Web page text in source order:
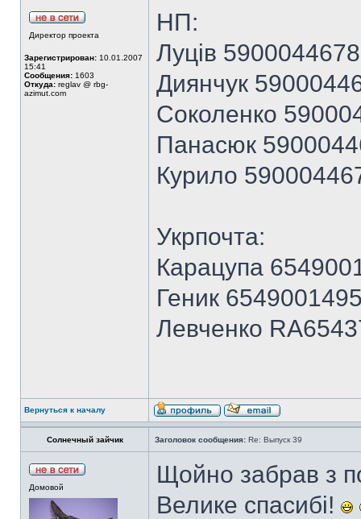
Директор проекта
Зарегистрирован: 10.01.2007
15:41
Сообщения: 1603
Откуда: reglav @ rbg-
azimut.com
НП:
Луців
Диянчук
Соколенко
Панасюк
Курило
Укрпочта:
Карацупа
Геник
Левченко
Вернуться к началу
Солнечный зайчик Заголовок сообщения: Re: Выпуск 39
Домовой
Щойно забрав з
Велике спасибі!